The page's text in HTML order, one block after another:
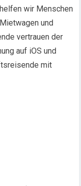
wir Menschen
und
vertrauen der
auf iOS und
mit